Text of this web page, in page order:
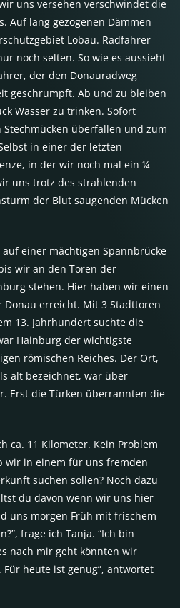
uns versehen verschwindet die
Auf lang gezogenen Dämmen
Lobau. Radfahrer
noch selten. So wie es aussieht
der den Donauradweg
geschrumpft. Ab und zu bleiben
Wasser zu trinken. Sofort
überfallen und zum
in einer der letzten
in der wir noch mal ein ¼
uns trotz des strahlenden
der Blut saugenden Mücken
einer mächtigen Spannbrücke
wir an den Toren der
stehen. Hier haben wir einen
erreicht. Mit 3 Stadttoren
13. Jahrhundert suchte die
Hainburg der wichtigste
römischen Reiches. Der Ort,
alt bezeichnet, war über
Erst die Türken überrannten die
ca. 11 Kilometer. Kein Problem
wir in einem für uns fremden
suchen sollen? Noch dazu
du davon wenn wir uns hier
uns morgen Früh mit frischem
frage ich Tanja. “Ich bin
nach mir geht könnten wir
heute ist genug”, antwortet